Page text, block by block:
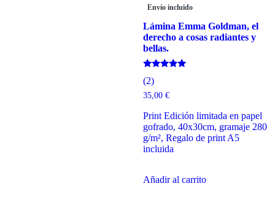
Envío incluido
Lámina Emma Goldman, el
derecho a cosas radiantes y
bellas.
con
5.00
de 5
(2)
35,00 €
Print Edición limitada en papel
gofrado, 40x30cm, gramaje 280
g/m², Regalo de print A5
incluida
Añadir al carrito